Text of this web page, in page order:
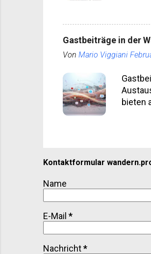
Eher
wenn
Hufen.
Gastbeiträge in der
Von Mario Viggiani
bieten
Kontaktformular
Name
E-Mail *
Nachricht*